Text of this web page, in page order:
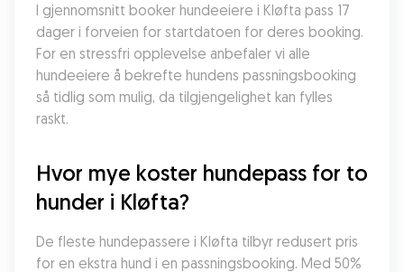
I gjennomsnitt booker hundeeiere i Kløfta pass 17
dager i forveien for startdatoen for deres booking.
For en stressfri opplevelse anbefaler vi alle
hundeeiere å bekrefte hundens passningsbooking
så tidlig som mulig, da tilgjengelighet kan fylles
raskt.
Hvor mye koster hundepass for to
hunder i Kløfta?
De fleste hundepassere i Kløfta tilbyr redusert pris
for en ekstra hund i en passningsbooking. Med 50%